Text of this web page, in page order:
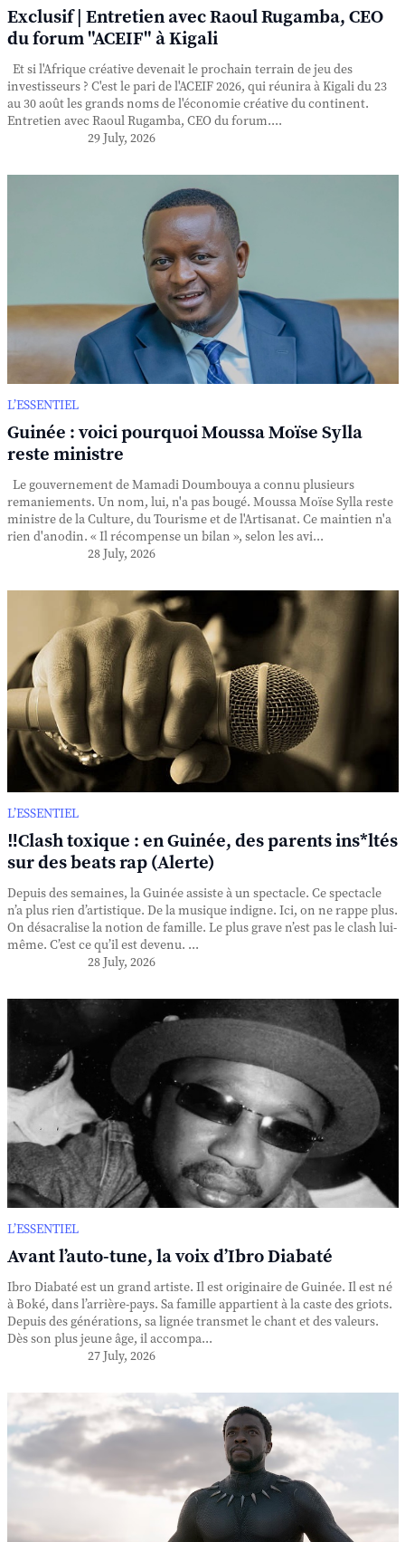
Exclusif | Entretien avec Raoul Rugamba, CEO
du forum "ACEIF" à Kigali
Et si l'Afrique créative devenait le prochain terrain de jeu des
investisseurs ? C'est le pari de l'ACEIF 2026, qui réunira à Kigali du 23
au 30 août les grands noms de l'économie créative du continent.
Entretien avec Raoul Rugamba, CEO du forum....
29 July, 2026
L’ESSENTIEL
Guinée : voici pourquoi Moussa Moïse Sylla
reste ministre
Le gouvernement de Mamadi Doumbouya a connu plusieurs
remaniements. Un nom, lui, n'a pas bougé. Moussa Moïse Sylla reste
ministre de la Culture, du Tourisme et de l'Artisanat. Ce maintien n'a
rien d'anodin. « Il récompense un bilan », selon les avi...
28 July, 2026
L’ESSENTIEL
‼️Clash toxique : en Guinée, des parents ins*ltés
sur des beats rap (Alerte)
Depuis des semaines, la Guinée assiste à un spectacle. Ce spectacle
n’a plus rien d’artistique. De la musique indigne. Ici, on ne rappe plus.
On désacralise la notion de famille. Le plus grave n’est pas le clash lui-
même. C’est ce qu’il est devenu. ...
28 July, 2026
L’ESSENTIEL
Avant l’auto-tune, la voix d’Ibro Diabaté
Ibro Diabaté est un grand artiste. Il est originaire de Guinée. Il est né
à Boké, dans l’arrière-pays. Sa famille appartient à la caste des griots.
Depuis des générations, sa lignée transmet le chant et des valeurs.
Dès son plus jeune âge, il accompa...
27 July, 2026